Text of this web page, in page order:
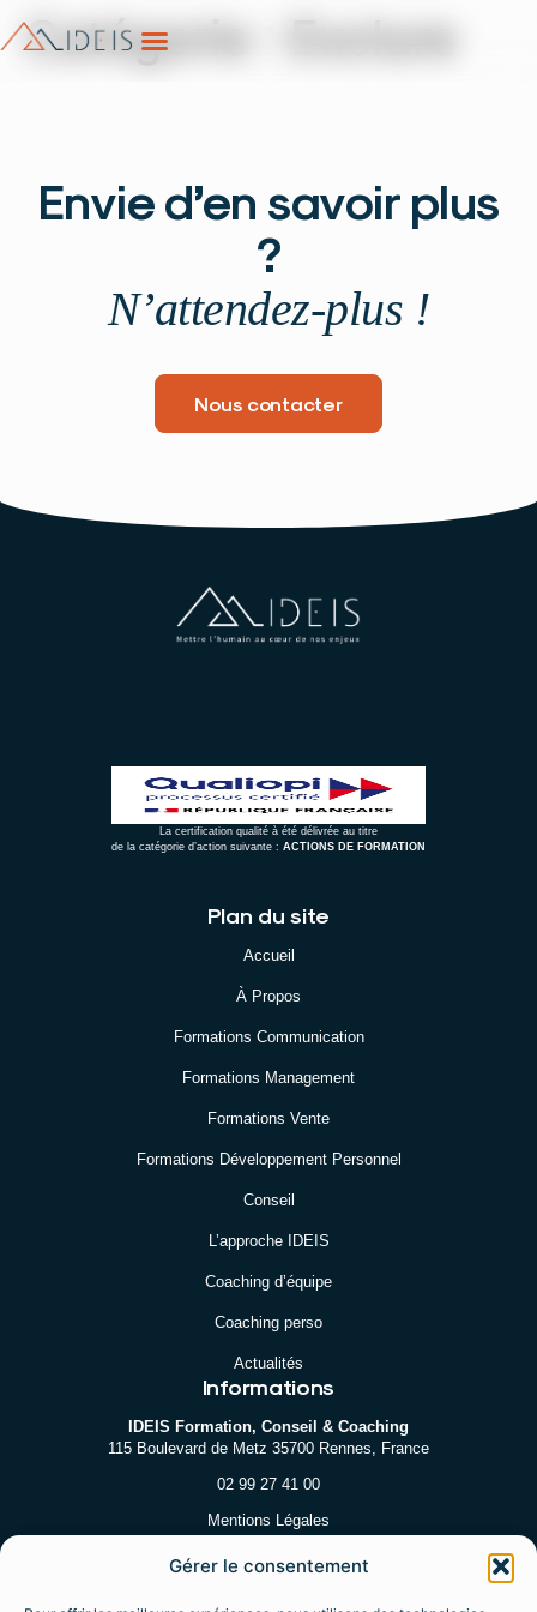
Gérer le consentement
Catégorie : Exclure
Envie d’en savoir plus
?
N’attendez-plus !
Nous contacter
La certification qualité à été délivrée au titre
de la catégorie d’action suivante : ACTIONS DE FORMATION
Plan du site
Accueil
À Propos
Formations Communication
Formations Management
Formations Vente
Formations Développement Personnel
Conseil
L’approche IDEIS
Coaching d’équipe
Coaching perso
Actualités
Informations
IDEIS Formation, Conseil & Coaching
115 Boulevard de Metz 35700 Rennes, France
02 99 27 41 00
Mentions Légales
Nous contacter